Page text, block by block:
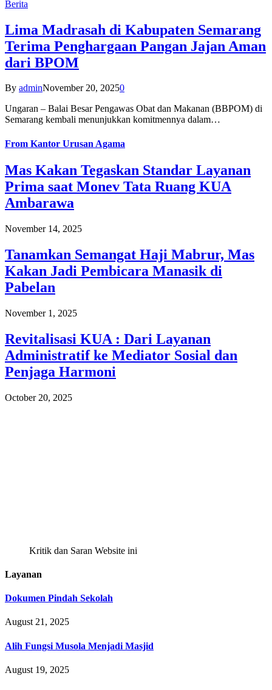
Berita
Lima Madrasah di Kabupaten Semarang
Terima Penghargaan Pangan Jajan Aman
dari BPOM
By adminNovember 20, 20250
Ungaran – Balai Besar Pengawas Obat dan Makanan (BBPOM) di
Semarang kembali menunjukkan komitmennya dalam…
From Kantor Urusan Agama
Mas Kakan Tegaskan Standar Layanan
Prima saat Monev Tata Ruang KUA
Ambarawa
November 14, 2025
Tanamkan Semangat Haji Mabrur, Mas
Kakan Jadi Pembicara Manasik di
Pabelan
November 1, 2025
Revitalisasi KUA : Dari Layanan
Administratif ke Mediator Sosial dan
Penjaga Harmoni
October 20, 2025
Kritik dan Saran Website ini
Layanan
Dokumen Pindah Sekolah
August 21, 2025
Alih Fungsi Musola Menjadi Masjid
August 19, 2025